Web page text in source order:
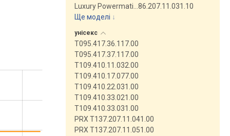
Luxury Powermati…86.207.11.031.10
Ще моделі ↓
унісекс
T095.417.36.117.00
T095.417.37.117.00
T109.410.11.032.00
T109.410.17.077.00
T109.410.22.031.00
T109.410.33.021.00
T109.410.33.031.00
PRX T137.207.11.041.00
PRX T137.207.11.051.00